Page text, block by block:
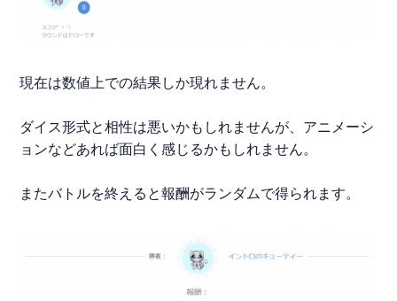
現在は数値上での結果しか現れません。
ダイス形式と相性は悪いかもしれませんが、アニメーシ
ョンなどあれば面白く感じるかもしれません。
またバトルを終えると報酬がランダムで得られます。